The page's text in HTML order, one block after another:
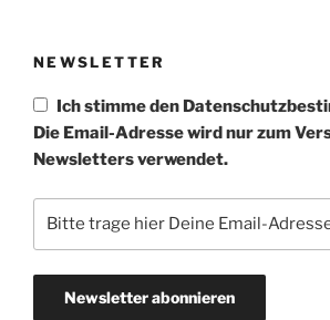
NEWSLETTER
Ich stimme den
Die Email-Adresse wird nur zum
Newsletters verwendet.